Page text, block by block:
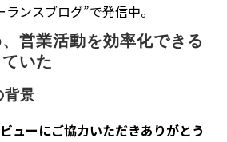
ンスブログ”で発信中。
営業活動を効率化できる
いた
背景
ューにご協力いただきありがとう